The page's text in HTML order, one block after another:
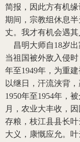
简报，因此方有机
期间，宗教组休息
丈。我才有机会遇其
昌明大师自18岁出
当祖国被外敌入侵
年至1949年，为重
以继日，汗流浃背
1950年至1954年，被
月，农业大丰收，
存粮，枝江县县长
大义，康慨应允。